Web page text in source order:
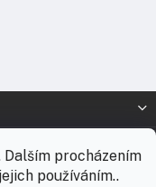
procházením
používáním..